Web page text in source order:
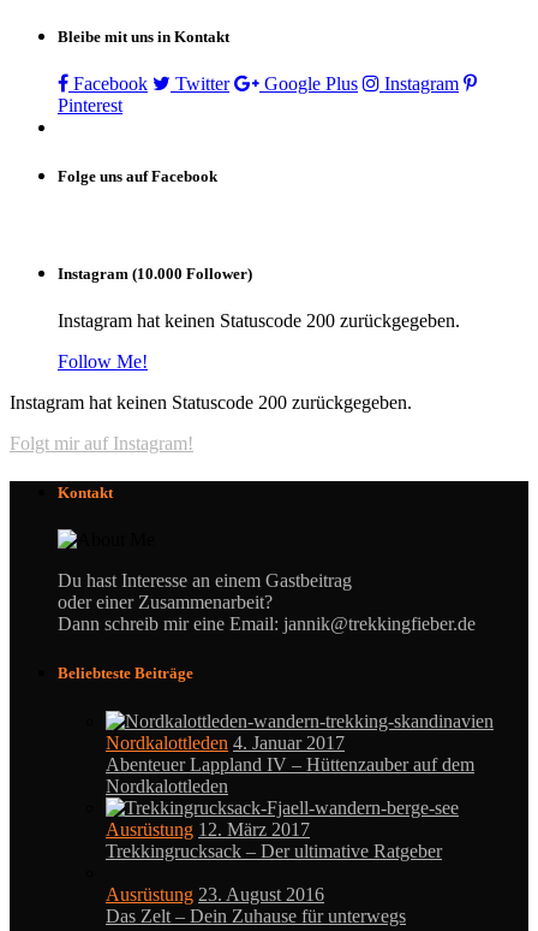
Bleibe mit uns in Kontakt
Facebook Twitter Google Plus
Instagram
Pinterest
Folge uns auf Facebook
Instagram (10.000 Follower)
Instagram hat keinen Statuscode 200 zurückgegeben.
Follow Me!
Instagram hat keinen Statuscode 200 zurückgegeben.
Folgt mir auf Instagram!
Kontakt
Du hast Interesse an einem Gastbeitrag
oder einer Zusammenarbeit?
Dann schreib mir eine Email: jannik@trekkingfieber.de
Beliebteste Beiträge
Nordkalottleden 4. Januar 2017
Abenteuer Lappland IV – Hüttenzauber auf dem
Nordkalottleden
Ausrüstung 12. März 2017
Trekkingrucksack – Der ultimative Ratgeber
Ausrüstung 23. August 2016
Das Zelt – Dein Zuhause für unterwegs